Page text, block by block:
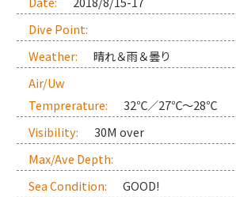
Dive Point:
Weather:
晴れ＆雨＆曇り
Air/Uw
Temprerature:
32℃／27℃～28℃
Visibility:
30M over
Max/Ave Depth:
Sea Condition:
GOOD!